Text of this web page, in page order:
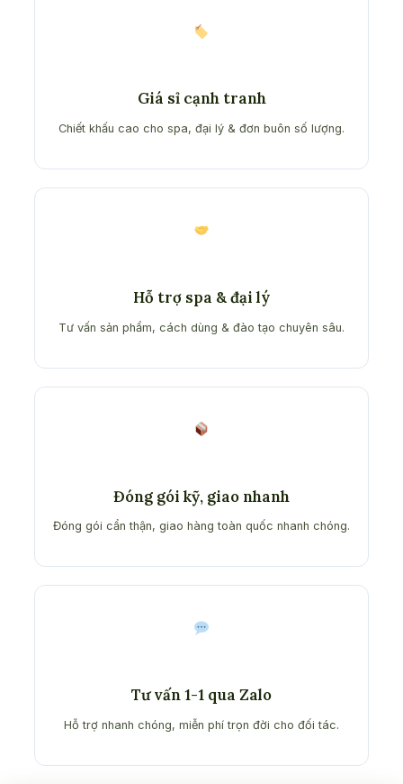
Giá sỉ cạnh tranh
Chiết khấu cao cho spa, đại lý & đơn buôn số lượng.
Hỗ trợ spa & đại lý
Tư vấn sản phẩm, cách dùng & đào tạo chuyên sâu.
Đóng gói kỹ, giao nhanh
Đóng gói cẩn thận, giao hàng toàn quốc nhanh chóng.
Tư vấn 1-1 qua Zalo
Hỗ trợ nhanh chóng, miễn phí trọn đời cho đối tác.